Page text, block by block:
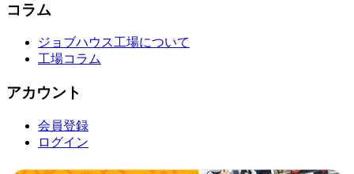
コラム
ジョブハウス工場について
工場コラム
アカウント
会員登録
ログイン